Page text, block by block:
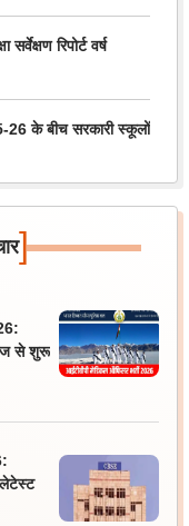
रिपोर्ट वर्ष
के बीच सरकारी स्कूलों
]
से शुरू